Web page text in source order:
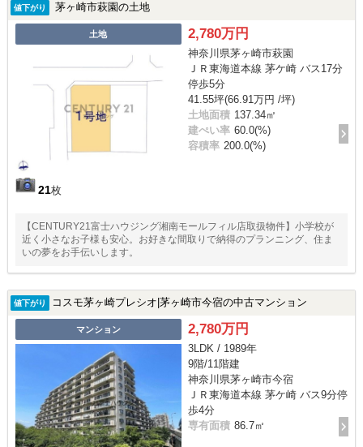
値下がり 茅ヶ崎市萩園の土地
土地
21枚
2,780万円
神奈川県茅ヶ崎市萩園
ＪＲ東海道本線 茅ケ崎 バス17分
停歩5分
41.55坪(66.91万円 /坪)
土地面積 137.34㎡
建ぺい率 60.0(%)
容積率 200.0(%)
【CENTURY21富士ハウジング湘南モールフィル店取扱物件】小学校が
近く小さなお子様も安心。お好きな間取りで納得のプランニング、住ま
いの夢をお手伝いします。
値下がり コスモ茅ヶ崎プレシオ|茅ヶ崎市今宿の中古マンション
マンション 2,780万円
3LDK / 1989年
9階/11階建
神奈川県茅ヶ崎市今宿
ＪＲ東海道本線 茅ケ崎 バス9分停
歩4分
専有面積 86.7㎡